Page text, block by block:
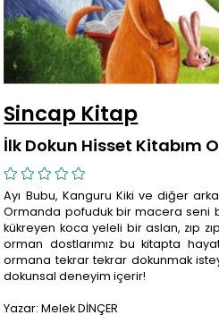
Sincap Kitap
İlk Dokun Hisset Kitabım
Ayı Bubu, Kanguru Kiki ve diğer
Ormanda pofuduk bir macera seni
kükreyen koca yeleli bir aslan, zıp
orman dostlarımız bu kitapta
ormana tekrar tekrar dokunmak
dokunsal deneyim içerir!
Yazar: Melek DİNÇER